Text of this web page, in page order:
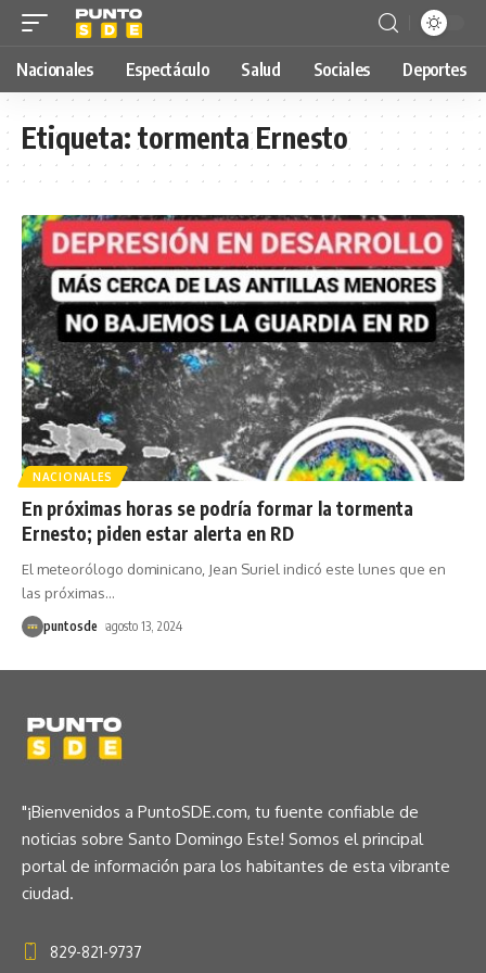
Nacionales Espectáculo Salud Sociales Deportes
Etiqueta:tormenta Ernesto
NACIONALES
En próximas horas se podría formar la tormenta
Ernesto; piden estar alerta en RD
El meteorólogo dominicano, Jean Suriel indicó este lunes que en
las próximas…
puntosde agosto 13, 2024
"¡Bienvenidos a PuntoSDE.com, tu fuente confiable de
noticias sobre Santo Domingo Este! Somos el principal
portal de información para los habitantes de esta vibrante
ciudad.
829-821-9737